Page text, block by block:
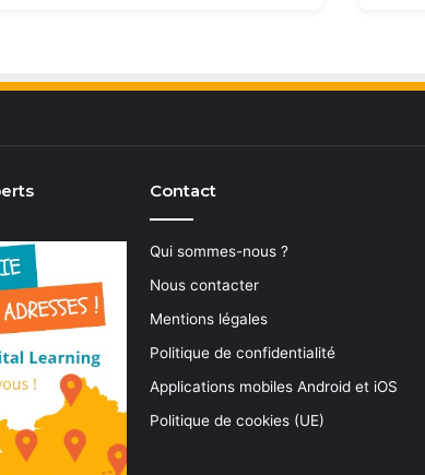
Contact
Qui sommes-nous ?
Nous contacter
Mentions légales
Politique de confidentialité
Applications mobiles Android et iOS
Politique de cookies (UE)